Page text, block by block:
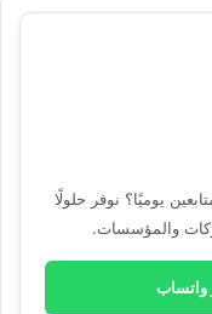
يوميًا؟ نوفر حلولًا
والمؤسسات.
واتساب